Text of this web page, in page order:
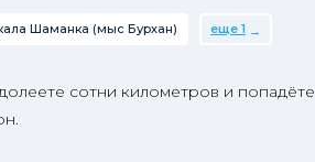
Шаманка (мыс Бурхан) еще 1
сотни километров и попадёте